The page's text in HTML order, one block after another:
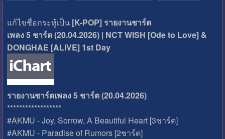
แก้ไขชื่อกระทู้เป็น [K-POP] รายงานชาร์ต
เพลง 5 ชาร์ต (20.04.2026) | NCT WISH [Ode to Love] &
DONGHAE [ALIVE] 1st Day
รายงานชาร์ตเพลง 5 ชาร์ต (20.04.2026)
******************
#AKMU - Joy, Sorrow, A Beautiful Heart [3ชาร์ต]
#AKMU - Paradise of Rumors [2ชาร์ต]